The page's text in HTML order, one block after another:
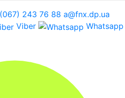
243 76 88 a@fnx.dp.ua
Viber Whatsapp